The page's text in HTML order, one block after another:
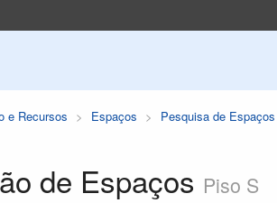
e Recursos Espaços Pesquisa de Espaços
de Espaços Piso S